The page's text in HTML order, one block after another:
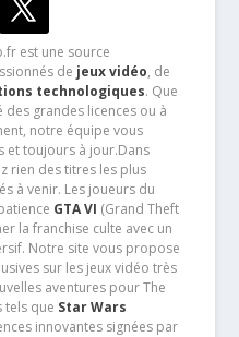
est une source
de jeux vidéo, de
technologiques. Que
des grandes licences ou à
notre équipe vous
et toujours à jour.Dans
rien des titres les plus
à venir. Les joueurs du
GTA VI (Grand Theft
la franchise culte avec un
Notre site vous propose
sur les jeux vidéo très
aventures pour The
tels que Star Wars
innovantes signées par